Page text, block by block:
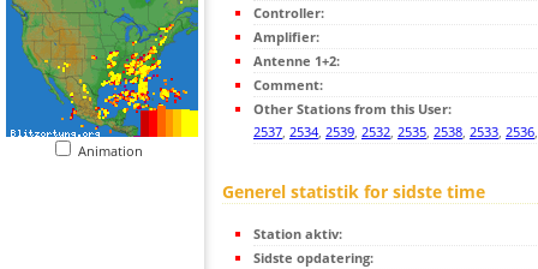
Animation
Controller:
Amplifier:
Antenne 1+2:
Comment:
Other Stations from this User:
2537, 2534, 2539, 2532, 2535, 2538, 2533, 2536
Generel statistik for sidste time
Station aktiv:
Sidste opdatering: